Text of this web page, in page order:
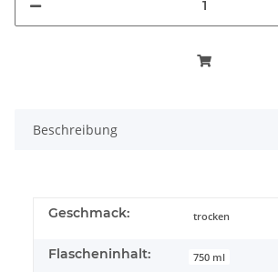
Beschreibung
Geschmack: trocken
Flascheninhalt: 750 ml